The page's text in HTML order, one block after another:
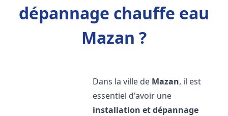
dépannage chauffe eau
Mazan ?
Dans la ville de Mazan, il est
essentiel d'avoir une
installation et dépannage